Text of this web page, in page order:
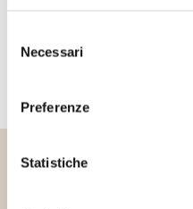
delNecessari
Preferenze
Statistiche
Altri articoli